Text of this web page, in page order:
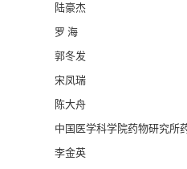
陆豪杰
罗 海
郭冬发
宋凤瑞
陈大舟
中国医学科学院药物研究所
李金英